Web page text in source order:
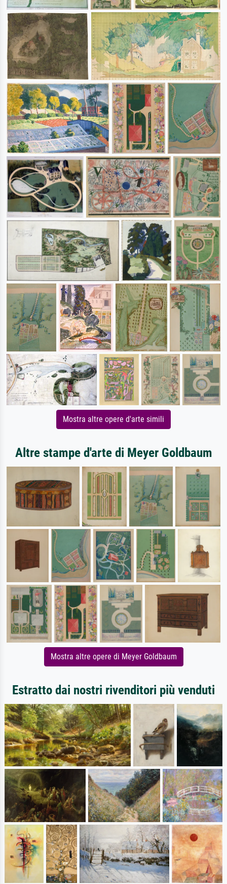
Mostra altre opere d'arte simili
Altre stampe d'arte di Meyer Goldbaum
Mostra altre opere di Meyer Goldbaum
Estratto dai nostri rivenditori più venduti